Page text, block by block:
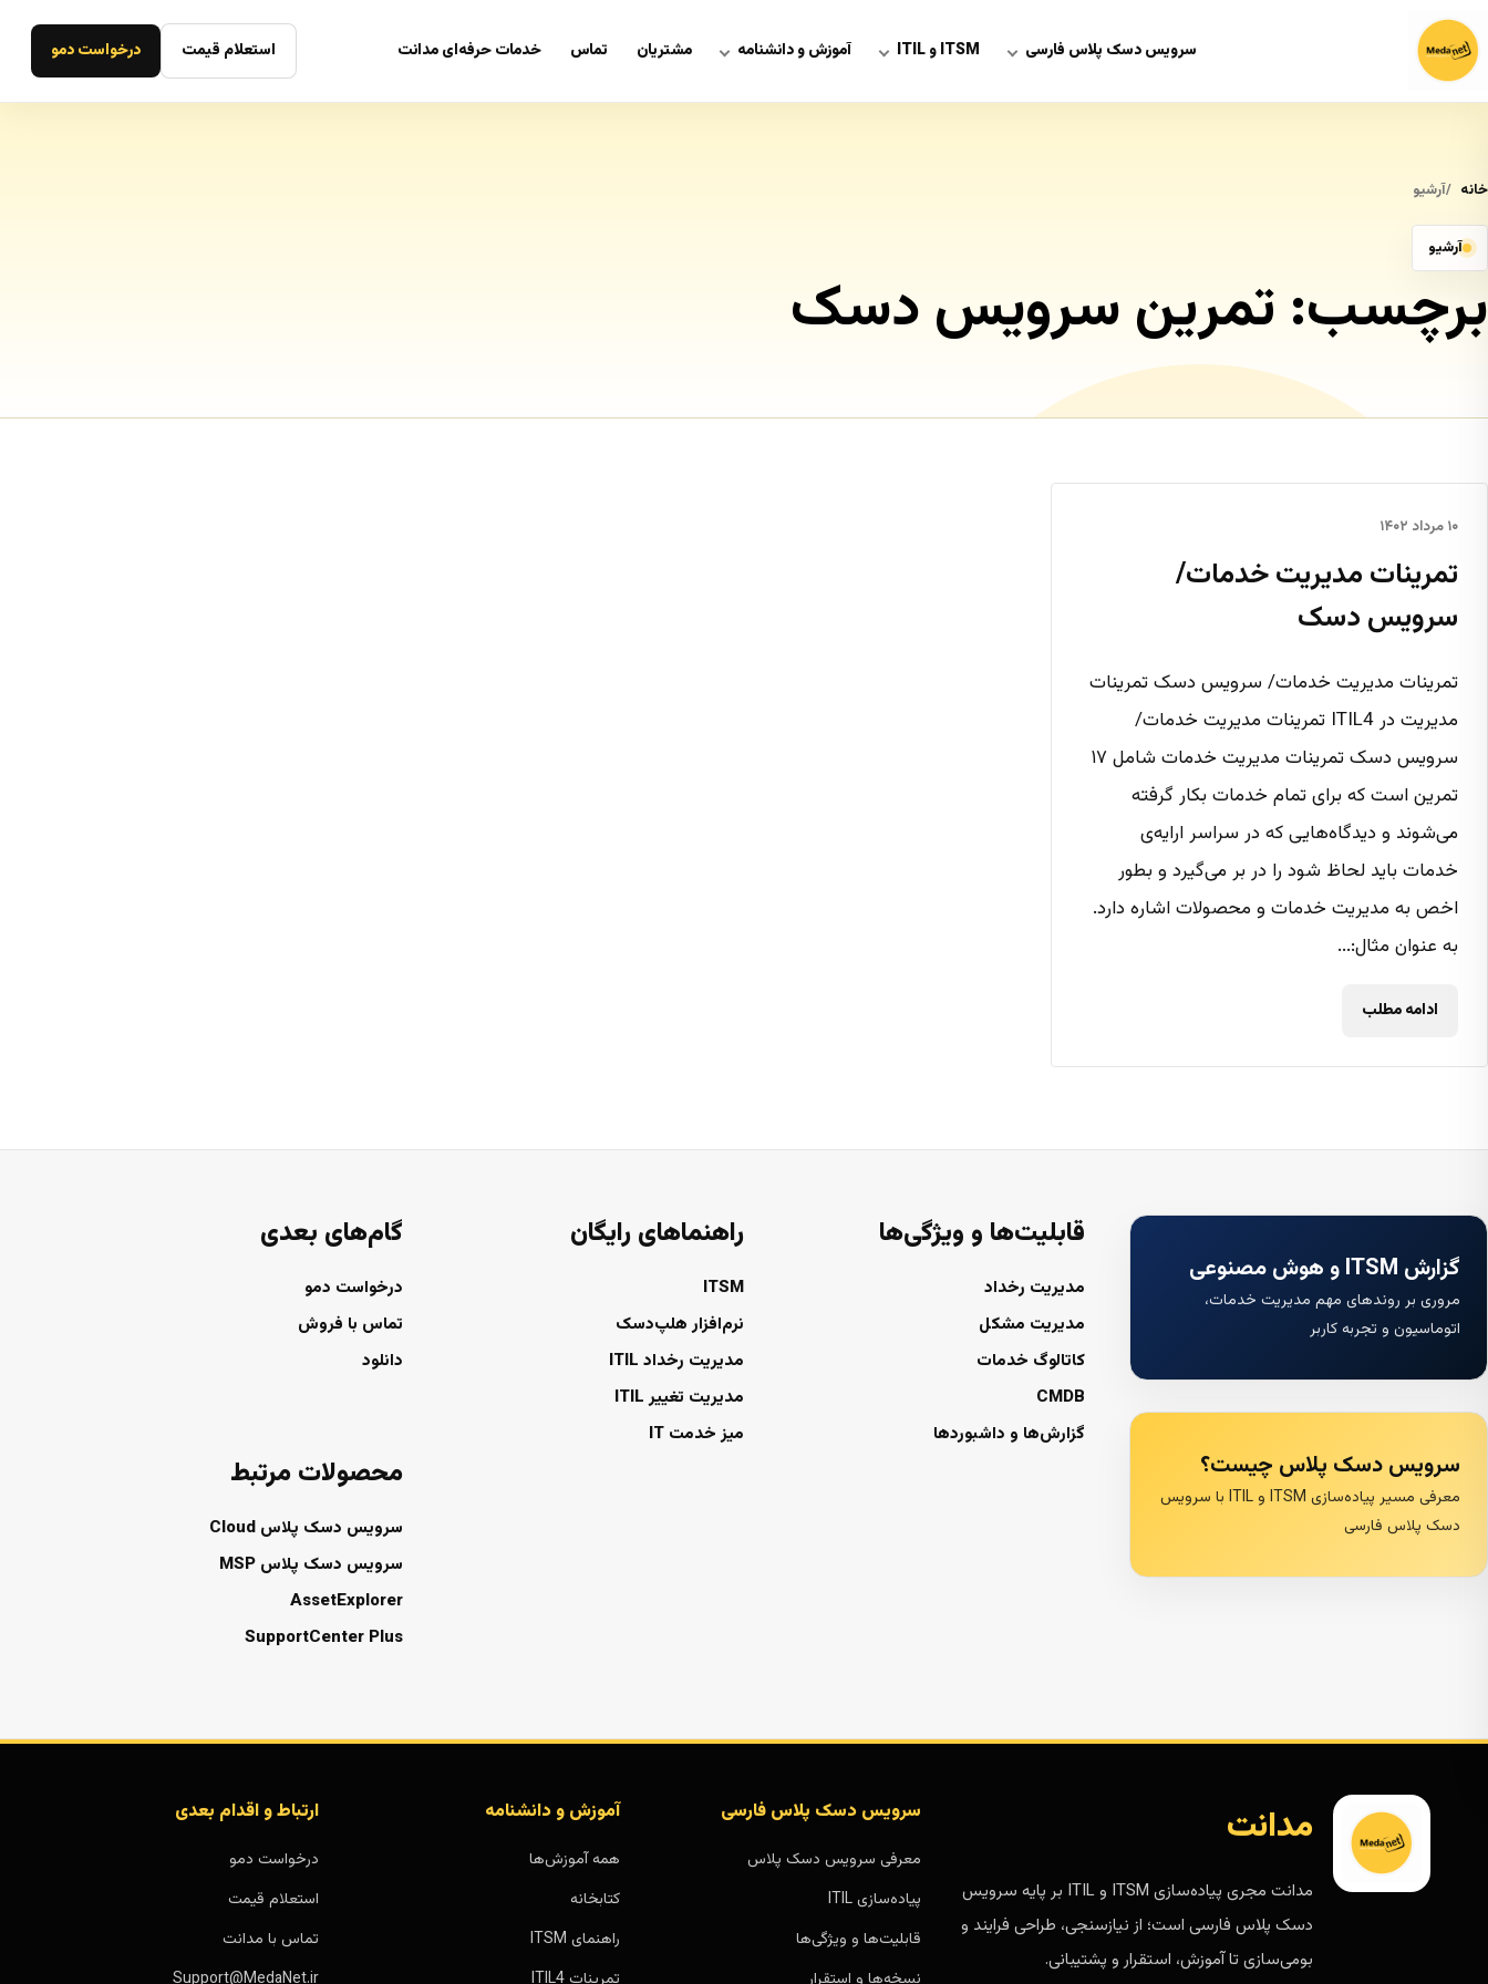
سرویس دسک پلاس فارسی ITSM و ITIL آموزش و دانشنامه مشتریان تماس خدمات حرفه‌ای مدانت استعلام قیمت درخواست دمو
خانه آرشیو
آرشیو
برچسب: تمرین سرویس دسک
۱۰ مرداد ۱۴۰۲
تمرینات مدیریت خدمات/
سرویس دسک
تمرینات مدیریت خدمات/ سرویس دسک تمرینات
مدیریت در ITIL4 تمرینات مدیریت خدمات/
سرویس دسک تمرینات مدیریت خدمات شامل ۱۷
تمرین است که برای تمام خدمات بکار گرفته
می‌شوند و دیدگاه‌هایی که در سراسر ارایه‌ی
خدمات باید لحاظ شود را در بر می‌گیرد و بطور
اخص به مدیریت خدمات و محصولات اشاره دارد.
به عنوان مثال:...
ادامه مطلب
گزارش ITSM و هوش مصنوعی
مروری بر روندهای مهم مدیریت خدمات،
اتوماسیون و تجربه کاربر
سرویس دسک پلاس چیست؟
معرفی مسیر پیاده‌سازی ITSM و ITIL با سرویس
دسک پلاس فارسی
قابلیت‌ها و ویژگی‌ها
مدیریت رخداد
مدیریت مشکل
کاتالوگ خدمات
CMDB
گزارش‌ها و داشبوردها
راهنماهای رایگان
ITSM
نرم‌افزار هلپ‌دسک
مدیریت رخداد ITIL
مدیریت تغییر ITIL
میز خدمت IT
گام‌های بعدی
درخواست دمو
تماس با فروش
دانلود
محصولات مرتبط
سرویس دسک پلاس Cloud
سرویس دسک پلاس MSP
AssetExplorer
SupportCenter Plus
مدانت
مدانت مجری پیاده‌سازی ITSM و ITIL بر پایه سرویس
دسک پلاس فارسی است؛ از نیازسنجی، طراحی فرایند و
بومی‌سازی تا آموزش، استقرار و پشتیبانی.
سرویس دسک پلاس فارسی
معرفی سرویس دسک پلاس
پیاده‌سازی ITIL
قابلیت‌ها و ویژگی‌ها
آموزش و دانشنامه
همه آموزش‌ها
کتابخانه
راهنمای ITSM
ارتباط و اقدام بعدی
درخواست دمو
استعلام قیمت
تماس با مدانت